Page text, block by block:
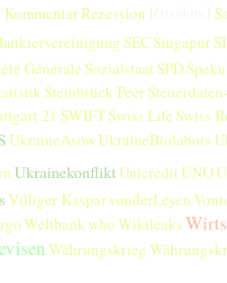
Rezession
SECSingapur
Générale Sozialstaat SPD
Steinbrück Peer
21 SWIFTSwiss Life Swiss
UkraineAsowUkraineBiolabors
UkrainekonfliktUnicreditUNO
Villiger KasparvonderLeyen
WeltbankwhoWikileaks
Währungskrieg